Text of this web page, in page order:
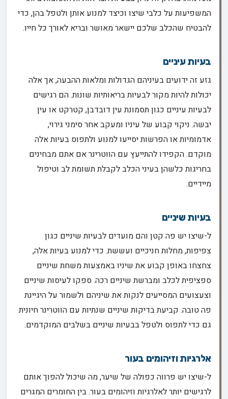
המשפיעות על כלבי שיצו וכיצד למנוע אותן ולטפל בהן, כדי
להבטיח שהכלב שלכם יישאר מאושר ובריא לאורך כל חייו.
בעיות עיניים
גזע זה ידועים בעיניהם הגדולות ומלאות ההבעה, אך אלה
יכולות להיות מקור לבעיות בריאותיות שונות. הם רגישים
לבעיות עיניים כגון תסמונת עין דובדבן, קטרקט או עין
יבשה. ניקוי קבוע של עיניו ומעקב אחר סימני גירוי,
אדמומיות או הפרשות יסייעו למנוע ולתפוס בעיות אלה
מוקדם. הקפידו להתייעץ עם הווטרינר אם אתם מבחינים
בחריגות כלשהן בעיני הכלב לקבלת תשומת לב וטיפול
מיידיים.
בעיות שיניים
ל-שיצו יש פה קטן והם מועדים לבעיות שיניים כגון
צפיפות, מחלות חניכיים ועששת. כדי למנוע בעיות אלה,
צחצחו באופן קבוע את שיניו באמצעות משחת שיניים
ספציפית לכלב ומברשת שיניים רכה. ספקו לעיסות שיניים
וצעצועים המסייעים לנקות את שיניהם ולשמור על היגיינת
פה טובה. קביעת בדיקות שיניים שנתיות עם הווטרינר חיונית
גם כדי לתפוס ולטפל בבעיות שיניים בשלבים המוקדמים.
אלרגיות וזיהומים בעור
ל-שיצו יש פרווה כפולה של שיער, מה שיכול להפוך אותם
לרגישים יותר לאלרגיות וזיהומים בעור. בין החומרים המגרים